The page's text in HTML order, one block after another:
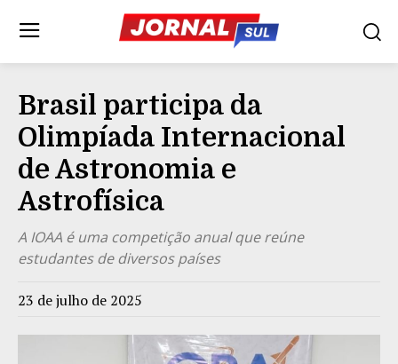
Brasil participa da
Olimpíada Internacional
de Astronomia e
Astrofísica
A IOAA é uma competição anual que reúne
estudantes de diversos países
23 de julho de 2025